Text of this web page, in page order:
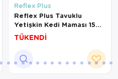
Reflex Plus
Reflex Plus Tavuklu
Yetişkin Kedi Maması 15
Kg
TÜKENDİ